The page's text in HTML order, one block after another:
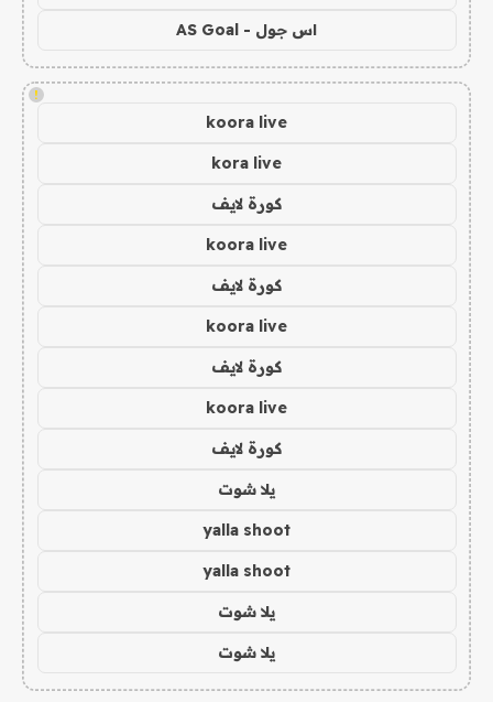
اس جول - AS Goal
!
koora live
kora live
كورة لايف
koora live
كورة لايف
koora live
كورة لايف
koora live
كورة لايف
يلا شوت
yalla shoot
yalla shoot
يلا شوت
يلا شوت